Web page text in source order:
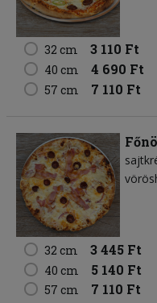
32 cm 3 110 Ft
40 cm 4 690 Ft
57 cm 7 110 Ft
32 cm 3 445 Ft
40 cm 5 140 Ft
57 cm 7 110 Ft